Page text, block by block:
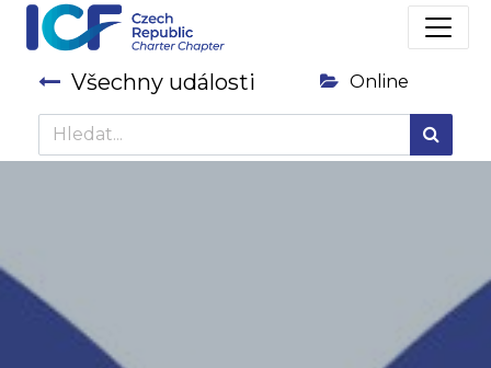
Všechny události Online